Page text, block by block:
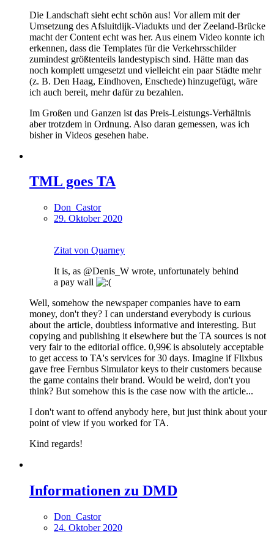
Die Landschaft sieht echt schön aus! Vor allem mit der
Umsetzung des Afsluitdijk-Viadukts und der Zeeland-Brücke
macht der Content echt was her. Aus einem Video konnte ich
erkennen, dass die Templates für die Verkehrsschilder
zumindest größtenteils landestypisch sind. Hätte man das
noch komplett umgesetzt und vielleicht ein paar Städte mehr
(z. B. Den Haag, Eindhoven, Enschede) hinzugefügt, wäre
ich auch bereit, mehr dafür zu bezahlen.
Im Großen und Ganzen ist das Preis-Leistungs-Verhältnis
aber trotzdem in Ordnung. Also daran gemessen, was ich
bisher in Videos gesehen habe.
TML goes TA
Don_Castor
29. Oktober 2020
Zitat von Quarney
It is, as @Denis_W wrote, unfortunately behind
a pay wall
Well, somehow the newspaper companies have to earn
money, don't they? I can understand everybody is curious
about the article, doubtless informative and interesting. But
copying and publishing it elsewhere but the TA sources is not
very fair to the editorial office. 0,99€ is absolutely acceptable
to get access to TA's services for 30 days. Imagine if Flixbus
gave free Fernbus Simulator keys to their customers because
the game contains their brand. Would be weird, don't you
think? But somehow this is the case now with the article...
I don't want to offend anybody here, but just think about your
point of view if you worked for TA.
Kind regards!
Informationen zu DMD
Don_Castor
24. Oktober 2020